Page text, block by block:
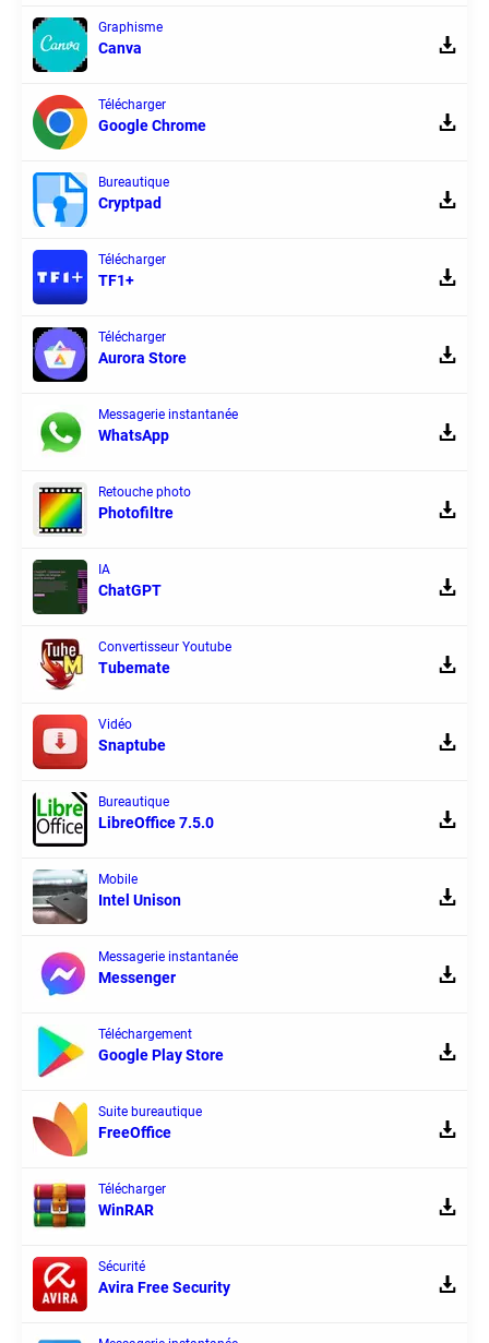
Graphisme
Canva
Télécharger
Google Chrome
Bureautique
Cryptpad
Télécharger
TF1+
Télécharger
Aurora Store
Messagerie instantanée
WhatsApp
Retouche photo
Photofiltre
IA
ChatGPT
Convertisseur Youtube
Tubemate
Vidéo
Snaptube
Bureautique
LibreOffice 7.5.0
Mobile
Intel Unison
Messagerie instantanée
Messenger
Téléchargement
Google Play Store
Suite bureautique
FreeOffice
Télécharger
WinRAR
Sécurité
Avira Free Security